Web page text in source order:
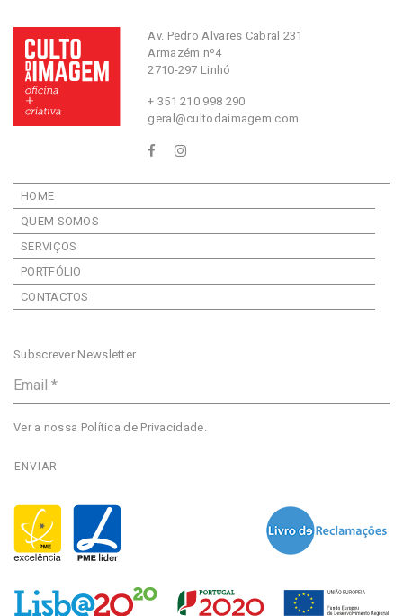
Av. Pedro Alvares Cabral 231
Armazém nº4
2710-297 Linhó
+ 351 210 998 290
geral@cultodaimagem.com
HOME
QUEM SOMOS
SERVIÇOS
PORTFÓLIO
CONTACTOS
Subscrever Newsletter
Ver a nossa Política de Privacidade